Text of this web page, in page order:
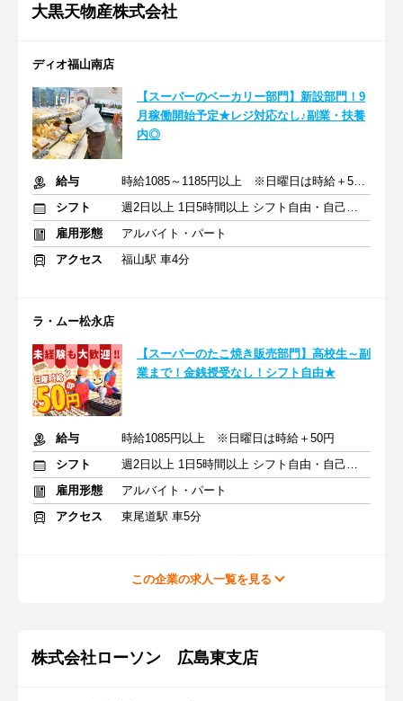
大黒天物産株式会社
ディオ福山南店
【スーパーのベーカリー部門】新設部門！9
月稼働開始予定★レジ対応なし♪副業・扶養
内◎
給与
時給1085～1185円以上 ※日曜日は時給＋50円
シフト
週2日以上 1日5時間以上 シフト自由・自己申告
雇用形態
アルバイト・パート
アクセス
福山駅 車4分
ラ・ムー松永店
【スーパーのたこ焼き販売部門】高校生～副
業まで！金銭授受なし！シフト自由★
給与
時給1085円以上 ※日曜日は時給＋50円
シフト
週2日以上 1日5時間以上 シフト自由・自己申告
雇用形態
アルバイト・パート
アクセス
東尾道駅 車5分
この企業の求人一覧を見る
株式会社ローソン 広島東支店